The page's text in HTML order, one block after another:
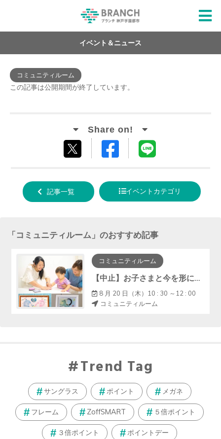
イベント＆ニュース
コミュニティルーム
この記事は公開期間が終了しています。
する
Facebook
る
記事一覧 イベントカテゴリ
「コミュニティルーム 」のおすすめ記事
コミュニティルーム
【中止】お子さまと今を形に『手形アート・ﾌｧｰｽﾄｶｯﾄｱｰﾄ』
8 月 20 日（木）10 : 30 ～12 : 00
コミュニティルーム
Trend Tag
サングラス ポイント メガネ
フレーム ZoffSMART ５倍ポイント
３倍ポイント ポイントデー